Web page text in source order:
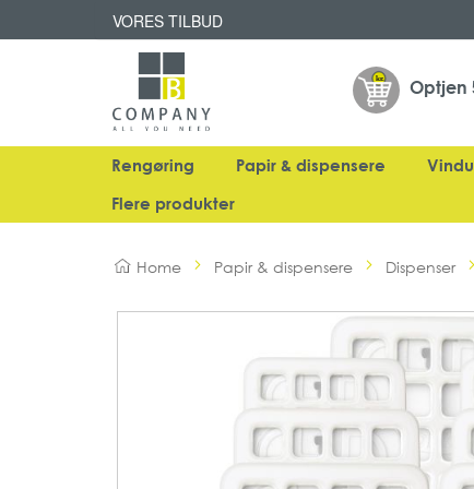
VORES TILBUD
Optjen
Rengøring Papir & dispensere
Flere produkter
Home Papir & dispensere Dispenser